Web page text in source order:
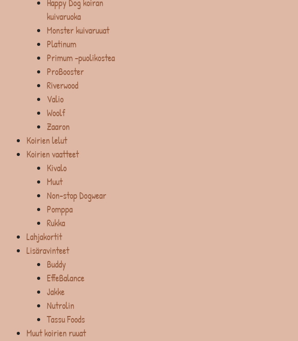
Happy Dog koiran
kuivaruoka
Monster kuivaruuat
Platinum
Primum -puolikostea
ProBooster
Riverwood
Valio
Woolf
Zaaron
Koirien lelut
Koirien vaatteet
Kivalo
Muut
Non-stop Dogwear
Pomppa
Rukka
Lahjakortit
Lisäravinteet
Buddy
EffeBalance
Jakke
Nutrolin
Tassu Foods
Muut koirien ruuat